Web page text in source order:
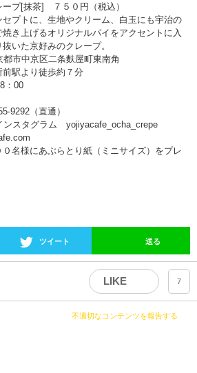
プ[抹茶] ７５０円（税込）
プトに、生地やクリーム、白玉にも宇治の
き上げるオリジナルパイをアクセントに入
いた京好みのクレープ。
市中京区二条麩屋町東南角
駅より徒歩約７分
：00
9292（直通）
ンスタグラム yojiyacafe_ocha_crepe
０名様にあぶらとり紙（ミニサイズ）をプレ
ツイート 送る
LIKE 7
不適切なコンテンツを報告する